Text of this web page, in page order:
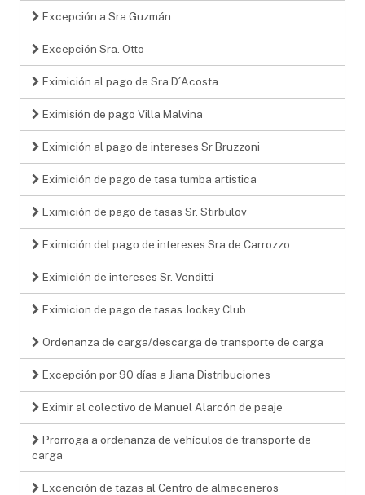
Excepción a Sra Guzmán
Excepción Sra. Otto
Eximición al pago de Sra D´Acosta
Eximisión de pago Villa Malvina
Eximición al pago de intereses Sr Bruzzoni
Eximición de pago de tasa tumba artistica
Eximición de pago de tasas Sr. Stirbulov
Eximición del pago de intereses Sra de Carrozzo
Eximición de intereses Sr. Venditti
Eximicion de pago de tasas Jockey Club
Ordenanza de carga/descarga de transporte de carga
Excepción por 90 días a Jiana Distribuciones
Eximir al colectivo de Manuel Alarcón de peaje
Prorroga a ordenanza de vehículos de transporte de
carga
Excención de tazas al Centro de almaceneros